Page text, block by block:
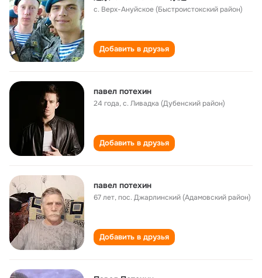
с. Верх-Ануйское (Быстроистокский район)
Добавить в друзья
павел потехин
24 года,с. Ливадка (Дубенский район)
Добавить в друзья
павел потехин
67 лет,пос. Джарлинский (Адамовский район)
Добавить в друзья